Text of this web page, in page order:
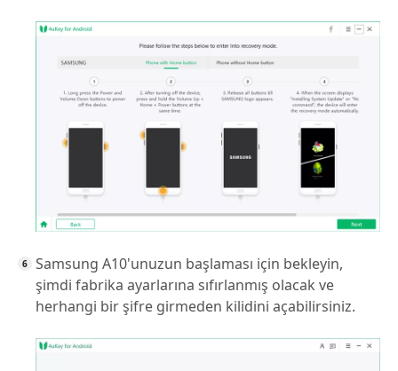
Samsung A10'unuzun başlaması için bekleyin,
şimdi fabrika ayarlarına sıfırlanmış olacak ve
herhangi bir şifre girmeden kilidini açabilirsiniz.